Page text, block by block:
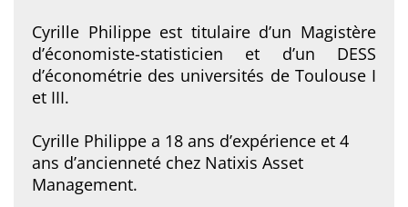
Cyrille Philippe est titulaire d’un Magistère
d’économiste-statisticien et d’un DESS
d’économétrie des universités de Toulouse I
et III.
Cyrille Philippe a 18 ans d’expérience et 4
ans d’ancienneté chez Natixis Asset
Management.